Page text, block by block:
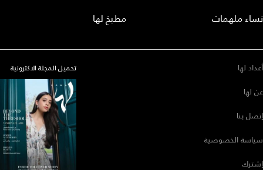
نساء ملهمات
مطبخ لها
أعداد لها
عن لها
إتصل بنا
سياسة الخصوصية
إشترك
تحميل المجلة الاكترونية